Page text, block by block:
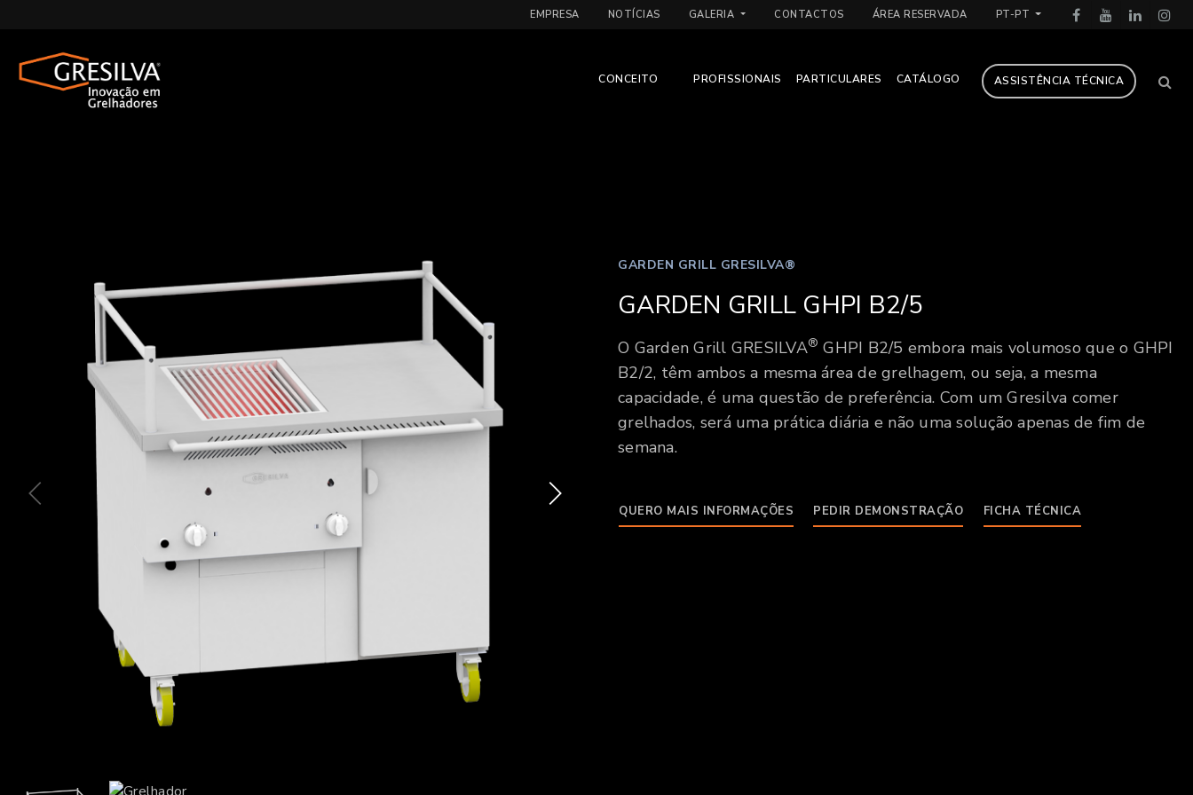
EMPRESA NOTÍCIAS GALERIA CONTACTOS ÁREA RESERVADA PT-PT
CONCEITO PROFISSIONAIS PARTICULARES CATÁLOGO ASSISTÊNCIA TÉCNICA
GARDEN GRILL GRESILVA®
GARDEN GRILL GHPI B2/5
O Garden Grill GRESILVA® GHPI B2/5 embora mais volumoso que o GHPI
B2/2, têm ambos a mesma área de grelhagem, ou seja, a mesma
capacidade, é uma questão de preferência. Com um Gresilva comer
grelhados, será uma prática diária e não uma solução apenas de fim de
semana.
QUERO MAIS INFORMAÇÕES PEDIR DEMONSTRAÇÃO FICHA TÉCNICA